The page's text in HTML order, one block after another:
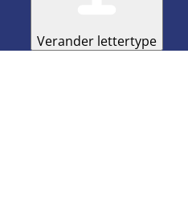
Verander lettertype